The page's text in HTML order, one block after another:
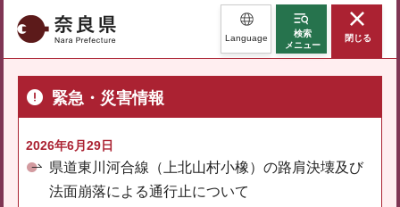
奈良県 Language
検索
メニュー
閉じる
緊急・災害情報
2026年6月29日
県道東川河合線（上北山村小橡）の路肩決壊及び
法面崩落による通行止について